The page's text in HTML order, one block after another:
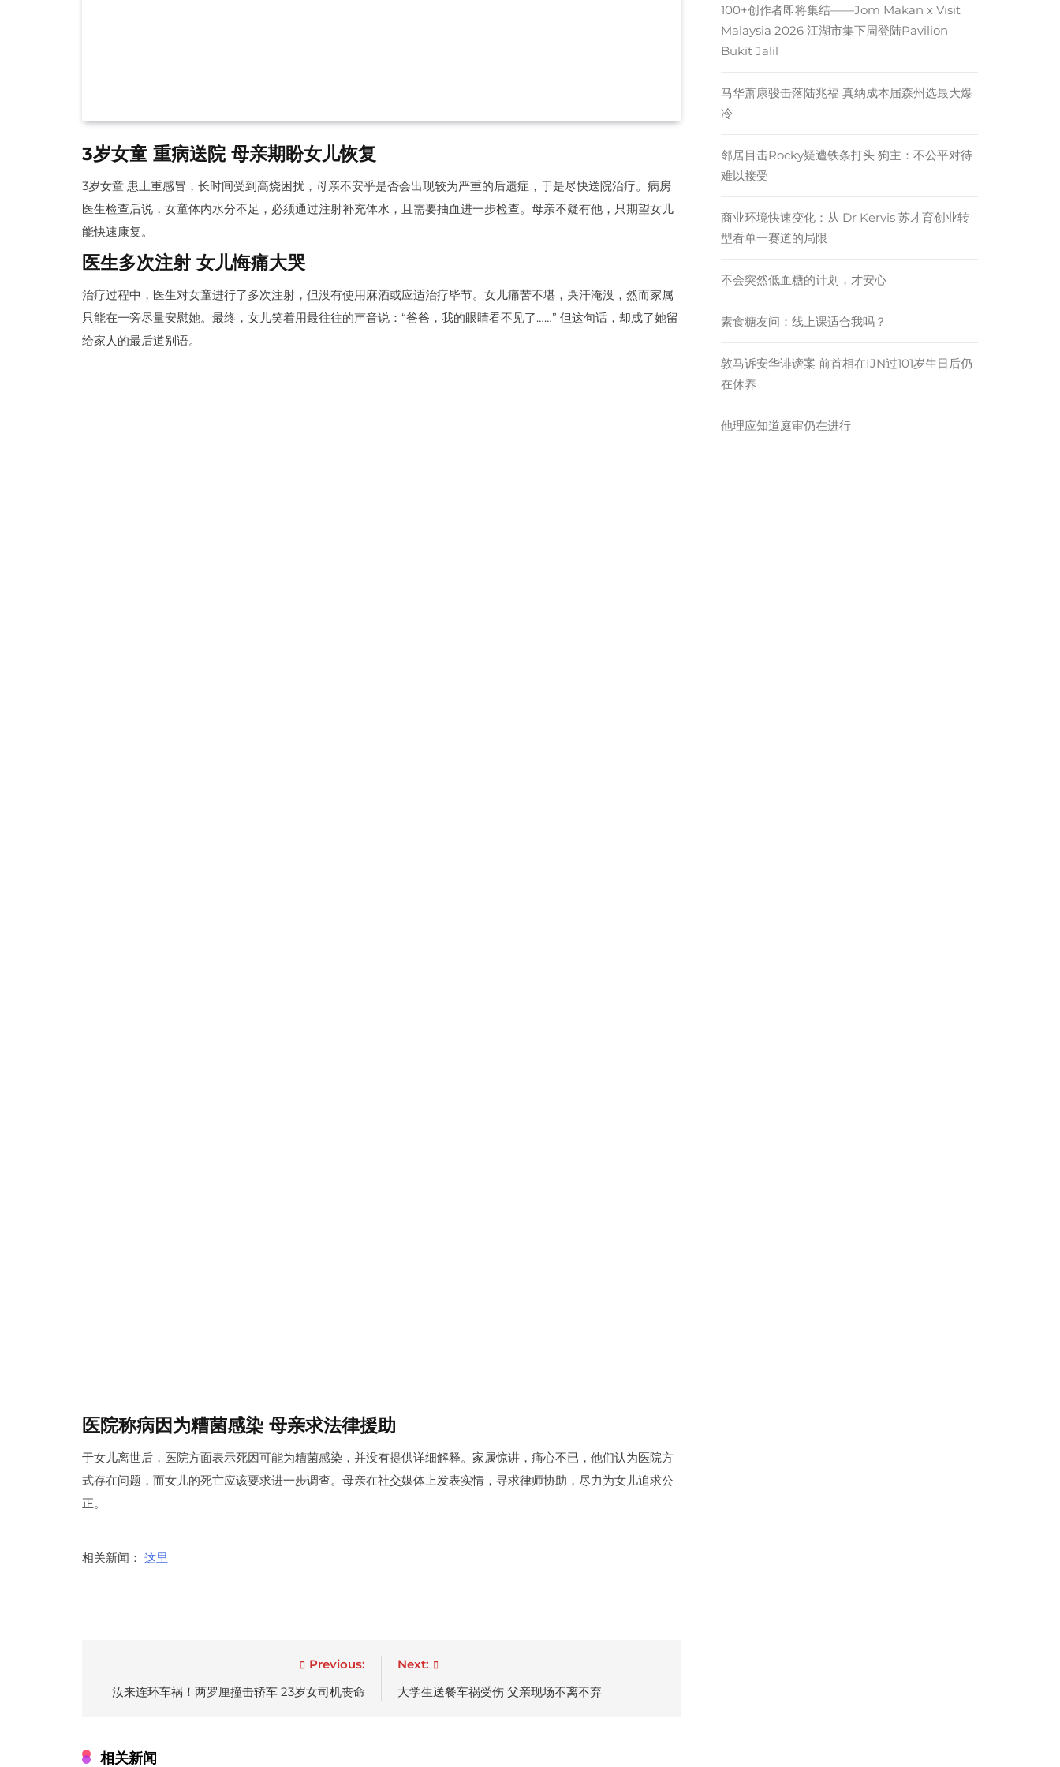
3岁女童 重病送院 母亲期盼女儿恢复
3岁女童 患上重感冒，长时间受到高烧困扰，母亲不安乎是否会出现较为严重的后遗症，于是尽快送院治疗。病房
医生检查后说，女童体内水分不足，必须通过注射补充体水，且需要抽血进一步检查。母亲不疑有他，只期望女儿
能快速康复。
医生多次注射 女儿悔痛大哭
治疗过程中，医生对女童进行了多次注射，但没有使用麻酒或应适治疗毕节。女儿痛苦不堪，哭汗淹没，然而家属
只能在一旁尽量安慰她。最终，女儿笑着用最往往的声音说：“爸爸，我的眼睛看不见了……” 但这句话，却成了她留
给家人的最后道别语。
医院称病因为糟菌感染 母亲求法律援助
于女儿离世后，医院方面表示死因可能为糟菌感染，并没有提供详细解释。家属惊讲，痛心不已，他们认为医院方
式存在问题，而女儿的死亡应该要求进一步调查。母亲在社交媒体上发表实情，寻求律师协助，尽力为女儿追求公
正。
相关新闻： 这里
navigation
Previous:
汝来连环车祸！两罗厘撞击轿车 23岁女司机丧命
Next:
大学生送餐车祸受伤 父亲现场不离不弃
相关新闻
100+创作者即将集结——Jom Makan x Visit
Malaysia 2026 江湖市集下周登陆Pavilion
Bukit Jalil
马华萧康骏击落陆兆福 真纳成本届森州选最大爆
冷
邻居目击Rocky疑遭铁条打头 狗主：不公平对待
难以接受
商业环境快速变化：从 Dr Kervis 苏才育创业转
型看单一赛道的局限
不会突然低血糖的计划，才安心
素食糖友问：线上课适合我吗？
敦马诉安华诽谤案 前首相在IJN过101岁生日后仍
在休养
他理应知道庭审仍在进行